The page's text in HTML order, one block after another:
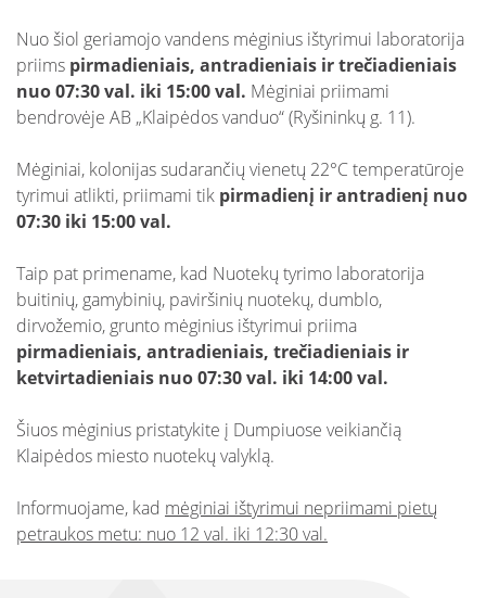
Nuo šiol geriamojo vandens mėginius ištyrimui laboratorija
priims pirmadieniais, antradieniais ir trečiadieniais
nuo 07:30 val. iki 15:00 val. Mėginiai priimami
bendrovėje AB „Klaipėdos vanduo“ (Ryšininkų g. 11).
Mėginiai, kolonijas sudarančių vienetų 22°C temperatūroje
tyrimui atlikti, priimami tik pirmadienį ir antradienį nuo
07:30 iki 15:00 val.
Taip pat primename, kad Nuotekų tyrimo laboratorija
buitinių, gamybinių, paviršinių nuotekų, dumblo,
dirvožemio, grunto mėginius ištyrimui priima
pirmadieniais, antradieniais, trečiadieniais ir
ketvirtadieniais nuo 07:30 val. iki 14:00 val.
Šiuos mėginius pristatykite į Dumpiuose veikiančią
Klaipėdos miesto nuotekų valyklą.
Informuojame, kad mėginiai ištyrimui nepriimami pietų
petraukos metu: nuo 12 val. iki 12:30 val.